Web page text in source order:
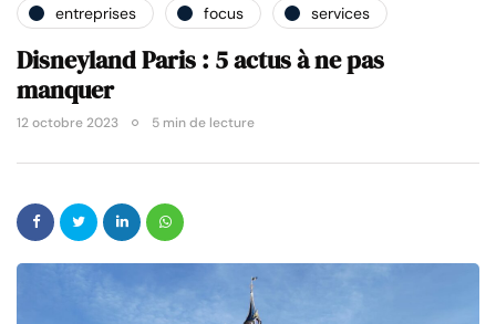
entreprises focus services
Disneyland Paris : 5 actus à ne pas
manquer
12 octobre 2023 5 min de lecture